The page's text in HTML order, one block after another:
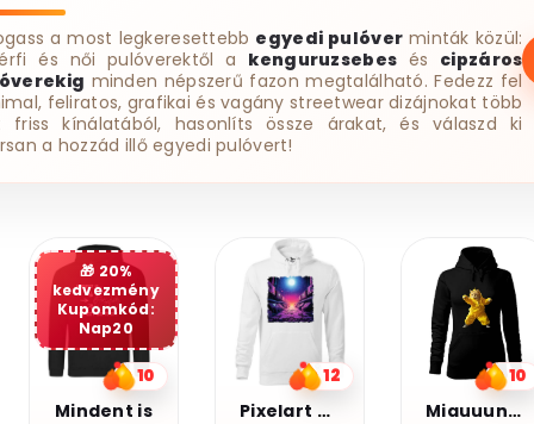
a most legkeresettebb egyedi pulóver minták közül:
és női pulóverektől a kenguruzsebes és cipzáros
minden népszerű fazon megtalálható. Fedezz fel
feliratos, grafikai és vagány streetwear dizájnokat több
friss kínálatából, hasonlíts össze árakat, és válaszd ki
a hozzád illő egyedi pulóvert!
12
Pixelart bakelit az űrben v3
10
Miauuunkácsy a ninja
13
Graffiti oroszlán v17